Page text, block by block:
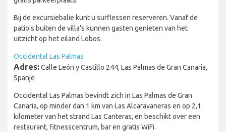
Bij de excursiebalie kunt u surflessen reserveren. Vanaf de
patio's buiten de villa's kunnen gasten genieten van het
uitzicht op het eiland Lobos.
Occidental Las Palmas
Adres:Calle León y Castillo 244, Las Palmas de Gran Canaria,
Spanje
Occidental Las Palmas bevindt zich in Las Palmas de Gran
Canaria, op minder dan 1 km van Las Alcaravaneras en op 2,1
kilometer van het strand Las Canteras, en beschikt over een
restaurant, fitnesscentrum, bar en gratis WiFi.